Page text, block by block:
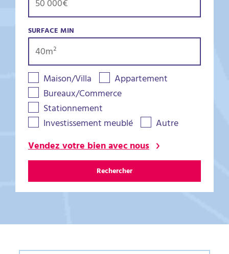
SURFACE MIN
Maison/Villa
Appartement
Bureaux/Commerce
Stationnement
Investissement meublé
Autre
Vendez votre bien avec nous
Rechercher